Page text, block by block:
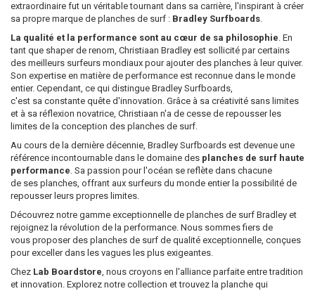
extraordinaire fut un véritable tournant dans sa carrière, l'inspirant à créer
sa propre marque de planches de surf : Bradley Surfboards.
La qualité et la performance sont au cœur de sa philosophie. En
tant que shaper de renom, Christiaan Bradley est sollicité par certains
des meilleurs surfeurs mondiaux pour ajouter des planches à leur quiver.
Son expertise en matière de performance est reconnue dans le monde
entier. Cependant, ce qui distingue Bradley Surfboards,
c'est sa constante quête d'innovation. Grâce à sa créativité sans limites
et à sa réflexion novatrice, Christiaan n'a de cesse de repousser les
limites de la conception des planches de surf.
Au cours de la dernière décennie, Bradley Surfboards est devenue une
référence incontournable dans le domaine des planches de surf haute
performance. Sa passion pour l'océan se reflète dans chacune
de ses planches, offrant aux surfeurs du monde entier la possibilité de
repousser leurs propres limites.
Découvrez notre gamme exceptionnelle de planches de surf Bradley et
rejoignez la révolution de la performance. Nous sommes fiers de
vous proposer des planches de surf de qualité exceptionnelle, conçues
pour exceller dans les vagues les plus exigeantes.
Chez Lab Boardstore, nous croyons en l'alliance parfaite entre tradition
et innovation. Explorez notre collection et trouvez la planche qui